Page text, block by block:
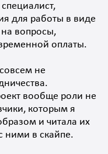
для работы в виде
на вопросы,
оплаты.
не
вообще роли не
которым я
и читала их
ними в скайпе.